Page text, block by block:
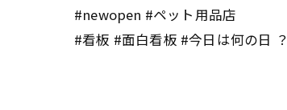
#newopen #ペット用品店
#看板 #面白看板 #今日は何の日 ？